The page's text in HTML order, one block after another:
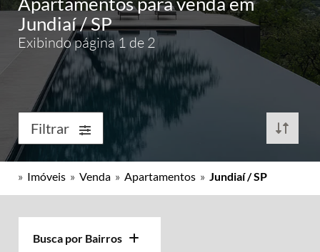
Jundiaí / SP
Exibindo página 1 de 2
Filtrar
» Imóveis » Venda » Apartamentos » Jundiaí / SP
Busca por Bairros